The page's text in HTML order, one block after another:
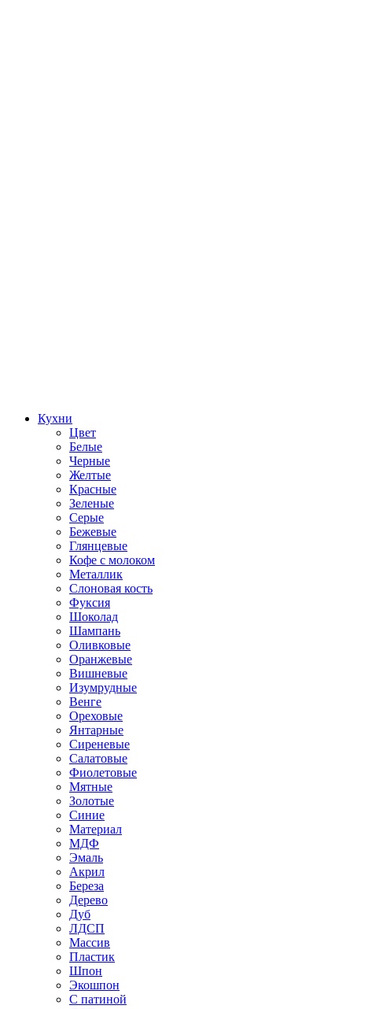
Кухни
Цвет
Белые
Черные
Желтые
Красные
Зеленые
Серые
Бежевые
Глянцевые
Кофе с молоком
Металлик
Слоновая кость
Фуксия
Шоколад
Шампань
Оливковые
Оранжевые
Вишневые
Изумрудные
Венге
Ореховые
Янтарные
Сиреневые
Салатовые
Фиолетовые
Мятные
Золотые
Синие
Материал
МДФ
Эмаль
Акрил
Береза
Дерево
Дуб
ЛДСП
Массив
Пластик
Шпон
Экошпон
С патиной